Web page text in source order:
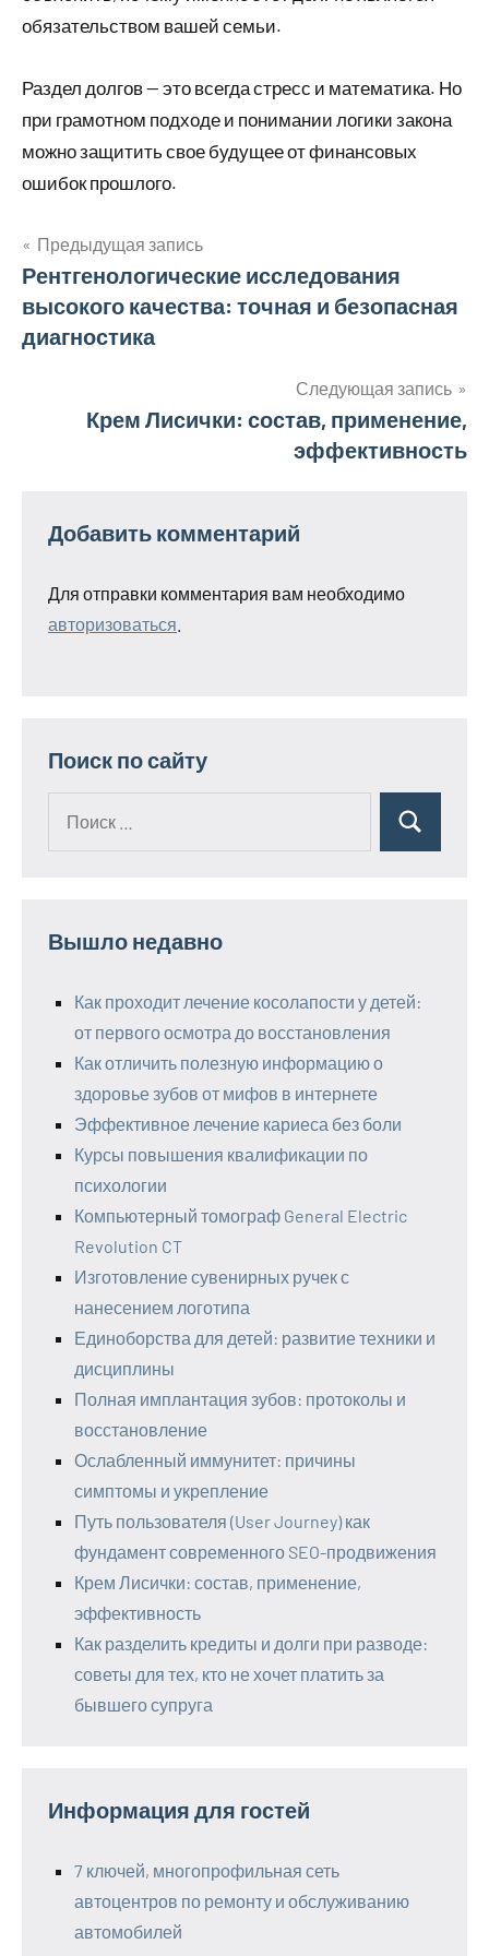
обязательством вашей семьи.
Раздел долгов — это всегда стресс и математика. Но
при грамотном подходе и понимании логики закона
можно защитить свое будущее от финансовых
ошибок прошлого.
Навигация
по
Предыдущая запись
Рентгенологические исследования
высокого качества: точная и безопасная
диагностика
Следующая запись
Крем Лисички: состав, применение,
эффективность
Добавить комментарий
Для отправки комментария вам необходимо
авторизоваться
Поиск по сайту
Поиск
Вышло недавно
Как проходит лечение косолапости у детей:
от первого осмотра до восстановления
Как отличить полезную информацию о
здоровье зубов от мифов в интернете
Эффективное лечение кариеса без боли
Курсы повышения квалификации по
психологии
Компьютерный томограф General Electric
Revolution CT
Изготовление сувенирных ручек с
нанесением логотипа
Единоборства для детей: развитие техники и
дисциплины
Полная имплантация зубов: протоколы и
восстановление
Ослабленный иммунитет: причины
симптомы и укрепление
Путь пользователя (User Journey) как
фундамент современного SEO-продвижения
Крем Лисички: состав, применение,
эффективность
Как разделить кредиты и долги при разводе:
советы для тех, кто не хочет платить за
бывшего супруга
Информация для гостей
7 ключей, многопрофильная сеть
автоцентров по ремонту и обслуживанию
автомобилей